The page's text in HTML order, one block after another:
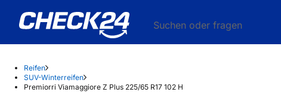
Suchen oder fragen
Reifen
SUV-Winterreifen
Premiorri Viamaggiore Z Plus 225/65 R17 102 H